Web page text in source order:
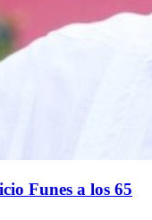
Funes a los 65